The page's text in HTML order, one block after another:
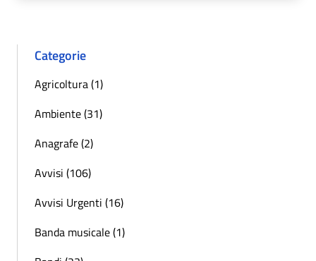
Categorie
Agricoltura (1)
Ambiente (31)
Anagrafe (2)
Avvisi (106)
Avvisi Urgenti (16)
Banda musicale (1)